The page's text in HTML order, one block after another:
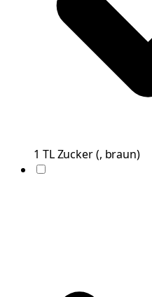
1 TLZucker(, braun)